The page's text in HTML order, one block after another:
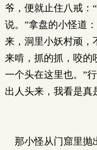
爷，便就止住八戒：
说。”拿盘的小怪道
来，洞里小妖村顽，
来啃，抓的抓，咬的
一个头在这里也。”
出人头来，我看是真
那小怪从门窟里抛